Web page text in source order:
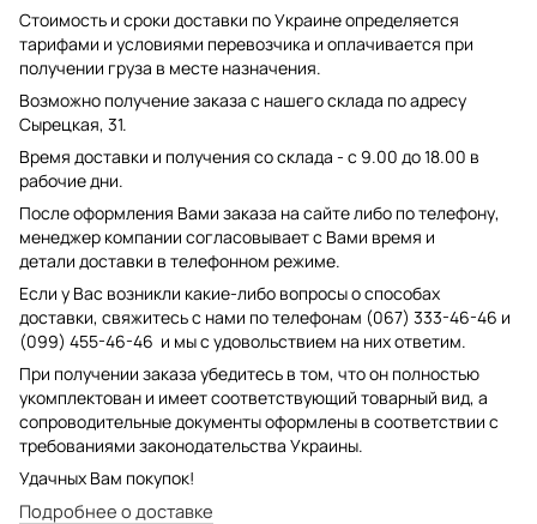
Стоимость и сроки доставки по Украине определяется
тарифами и условиями перевозчика и оплачивается при
получении груза в месте назначения.
Возможно получение заказа с нашего склада по адресу
Сырецкая, 31.
Время доставки и получения со склада - с 9.00 до 18.00 в
рабочие дни.
После оформления Вами заказа на сайте либо по телефону,
менеджер компании согласовывает с Вами время и
детали доставки в телефонном режиме.
Если у Вас возникли какие-либо вопросы о способах
доставки, свяжитесь с нами по телефонам (067) 333-46-46 и
(099) 455-46-46 и мы с удовольствием на них ответим.
При получении заказа убедитесь в том, что он полностью
укомплектован и имеет соответствующий товарный вид, а
сопроводительные документы оформлены в соответствии с
требованиями законодательства Украины.
Удачных Вам покупок!
Подробнее о доставке